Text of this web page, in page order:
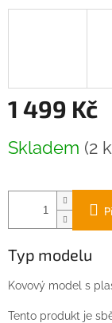
1 499 Kč
cena:
Skladem (2
Typ modelu
Kovový model s
Tento produkt je